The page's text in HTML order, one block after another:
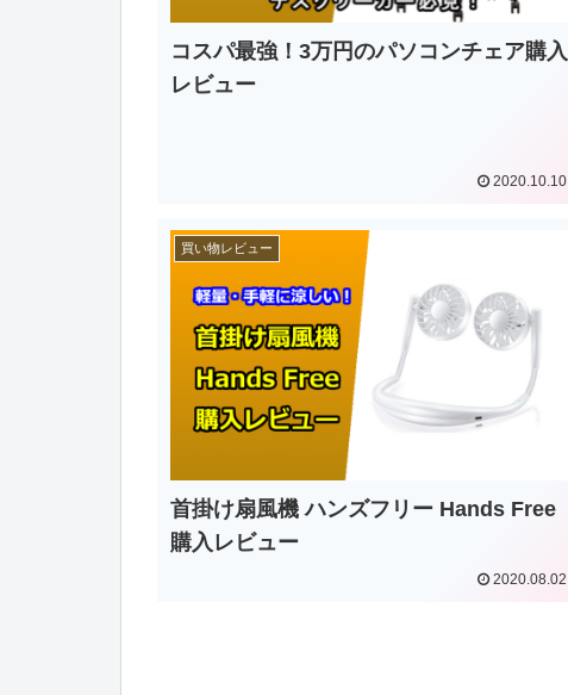
コスパ最強！3万円のパソコンチェア購入
レビュー
2020.10.10
買い物レビュー
首掛け扇風機 ハンズフリー Hands Free
購入レビュー
2020.08.02